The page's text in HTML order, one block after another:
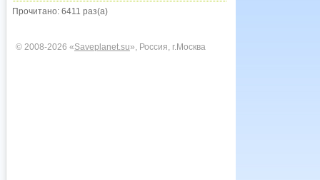
Прочитано: 6411 раз(а)
© 2008-2026 «Saveplanet.su», Россия, г.Москва